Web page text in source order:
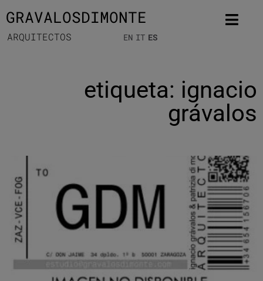
GRAVALOSDIMONTE
ARQUITECTOS EN IT ES
etiqueta: ignacio
grávalos